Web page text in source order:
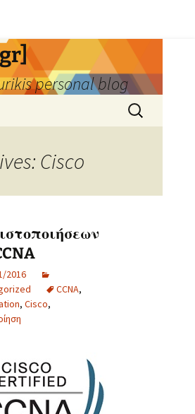
personal blog
Search
for:
Cisco
2016
CCNA,
, Cisco,